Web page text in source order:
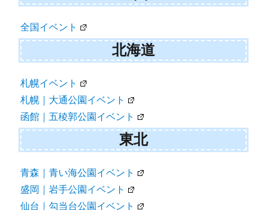
全国イベント
北海道
札幌イベント
札幌｜大通公園イベント
函館｜五稜郭公園イベント
東北
青森｜青い海公園イベント
盛岡｜岩手公園イベント
仙台｜勾当台公園イベント